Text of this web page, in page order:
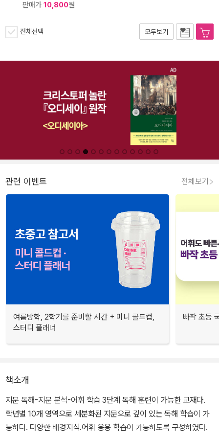
판매가 10,800원
전체선택 모두보기
관련 이벤트 전체보기
여름방학, 2학기를 준비할 시간 + 미니 콜드컵,
스터디 플래너
빠작 초등
책소개
지문 독해-지문 분석-어휘 학습 3단계 독해 훈련이 가능한 교재다.
학년별 10개 영역으로 세분화된 지문으로 깊이 있는 독해 학습이 가
능하다. 다양한 배경지식.어휘 응용 학습이 가능하도록 구성하였다.